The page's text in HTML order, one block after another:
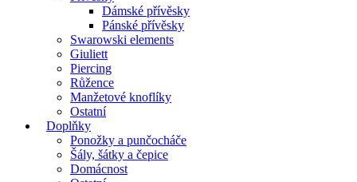
Dámské přívěsky
Pánské přívěsky
Swarowski elements
Giuliett
Piercing
Růžence
Manžetové knoflíky
Ostatní
Doplňky
Ponožky a punčocháče
Šály, šátky a čepice
Domácnost